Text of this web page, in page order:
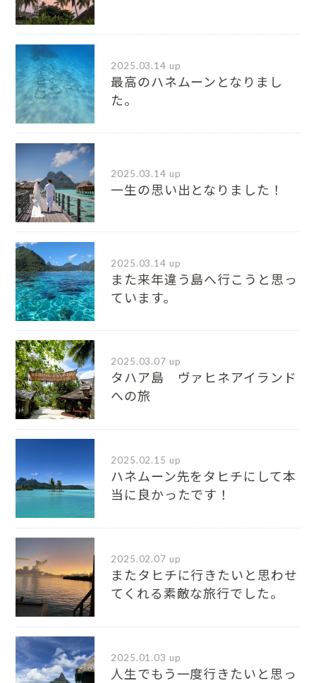
2025.03.14 up
最高のハネムーンとなりまし
た。
2025.03.14 up
一生の思い出となりました！
2025.03.14 up
また来年違う島へ行こうと思っ
ています。
2025.03.07 up
タハア島 ヴァヒネアイランド
への旅
2025.02.15 up
ハネムーン先をタヒチにして本
当に良かったです！
2025.02.07 up
またタヒチに行きたいと思わせ
てくれる素敵な旅行でした。
2025.01.03 up
人生でもう一度行きたいと思っ